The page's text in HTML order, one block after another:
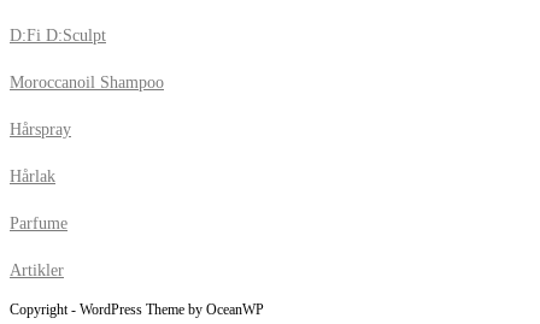
D:Fi D:Sculpt
Moroccanoil Shampoo
Hårspray
Hårlak
Parfume
Artikler
Copyright - WordPress Theme by OceanWP